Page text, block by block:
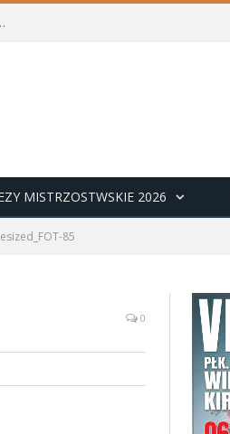
już do pobrania)
MISTRZOSTWSKIE 2026
85
0